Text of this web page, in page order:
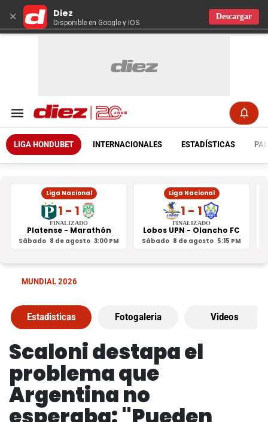
× Diez
Disponible en Google y IOS
Descargar
LIGA HONDUBET INTERNACIONALES ESTADÍSTICAS
Liga Nacional
1 - 1
FINALIZADO
Platense - Marathón
Sábado 8 de agosto 3:00 PM
Liga Nacional
1 - 1
FINALIZADO
Lobos UPN - Olancho FC
Sábado 8 de agosto 5:15 PM
MUNDIAL 2026
Estadisticas Fotogaleria Videos
Scaloni destapa el
problema que
Argentina no